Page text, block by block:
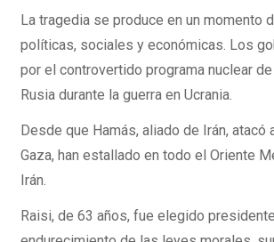
La tragedia se produce en un momento
políticas, sociales y económicas. Los
por el controvertido programa nuclear
Rusia durante la guerra en Ucrania.
Desde que Hamás, aliado de Irán,
Gaza, han estallado en todo el Oriente
Irán.
Raisi, de 63 años, fue elegido